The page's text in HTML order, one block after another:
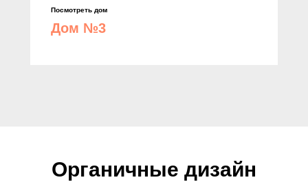
Посмотреть дом
Дом №3
Органичные дизайн